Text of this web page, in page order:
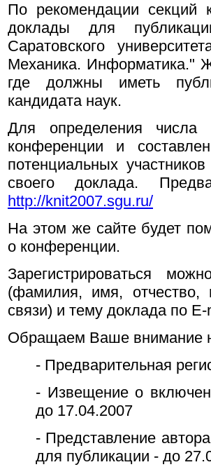
По рекомендации секций
доклады для
Саратовского
Механика. Информатика."
где должны иметь
кандидата наук.
Для определения числа
конференции и
потенциальных
своего доклада.
http://knit2007.sgu.ru/
На этом же сайте будет
о конференции.
Зарегистрироваться
(фамилия, имя,
связи) и тему доклада по E-
Обращаем Ваше внимание
- Предварительная
- Извещение о
до 17.04.2007
- Представление
для публикации - до